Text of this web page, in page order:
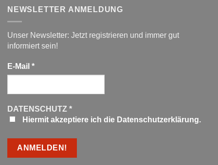
NEWSLETTER ANMELDUNG
Unser Newsletter: Jetzt registrieren und immer gut
informiert sein!
E-Mail *
DATENSCHUTZ *
Hiermit akzeptiere ich die Datenschutzerklärung.